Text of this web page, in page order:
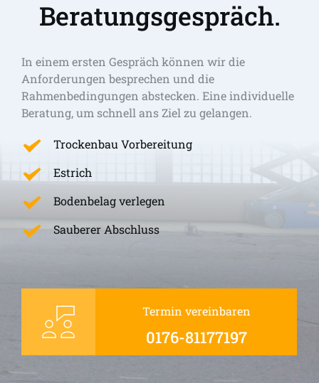
Beratungsgespräch.
In einem ersten Gespräch können wir die
Anforderungen besprechen und die
Rahmenbedingungen abstecken. Eine individuelle
Beratung, um schnell ans Ziel zu gelangen.
Trockenbau Vorbereitung
Estrich
Bodenbelag verlegen
Sauberer Abschluss
Termin vereinbaren
0176-81177197